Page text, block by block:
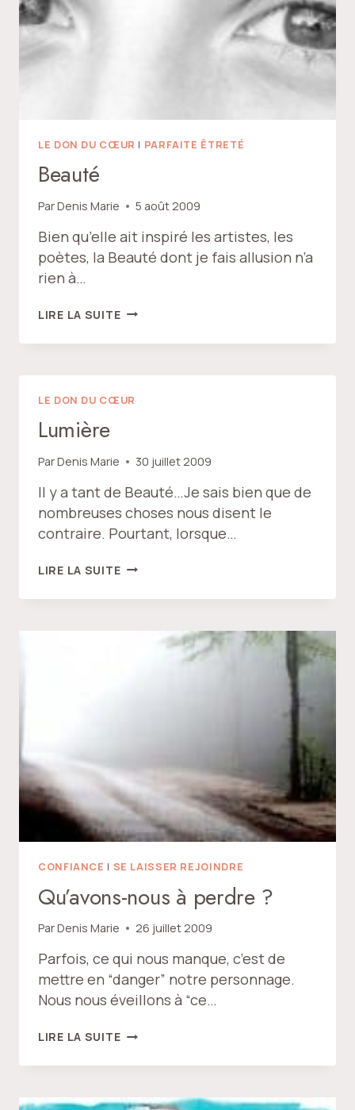
LE DON DU CŒUR | PARFAITE ÊTRETÉ
Beauté
ParDenis Marie 5 août 2009
Bien qu’elle ait inspiré les artistes, les
poètes, la Beauté dont je fais allusion n’a
rien à…
LIRE LA SUITEBEAUTÉ
LE DON DU CŒUR
Lumière
ParDenis Marie 30 juillet 2009
Il y a tant de Beauté…Je sais bien que de
nombreuses choses nous disent le
contraire. Pourtant, lorsque…
LIRE LA SUITELUMIÈRE
CONFIANCE | SE LAISSER REJOINDRE
Qu’avons-nous à perdre ?
ParDenis Marie 26 juillet 2009
Parfois, ce qui nous manque, c’est de
mettre en “danger” notre personnage.
Nous nous éveillons à “ce…
LIRE LA SUITEQU’AVONS-
À
?